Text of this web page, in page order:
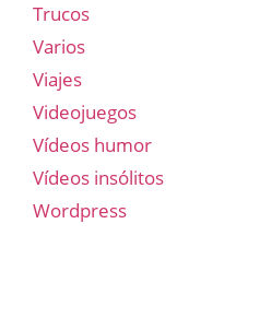
Trucos
Varios
Viajes
Videojuegos
Vídeos humor
Vídeos insólitos
Wordpress